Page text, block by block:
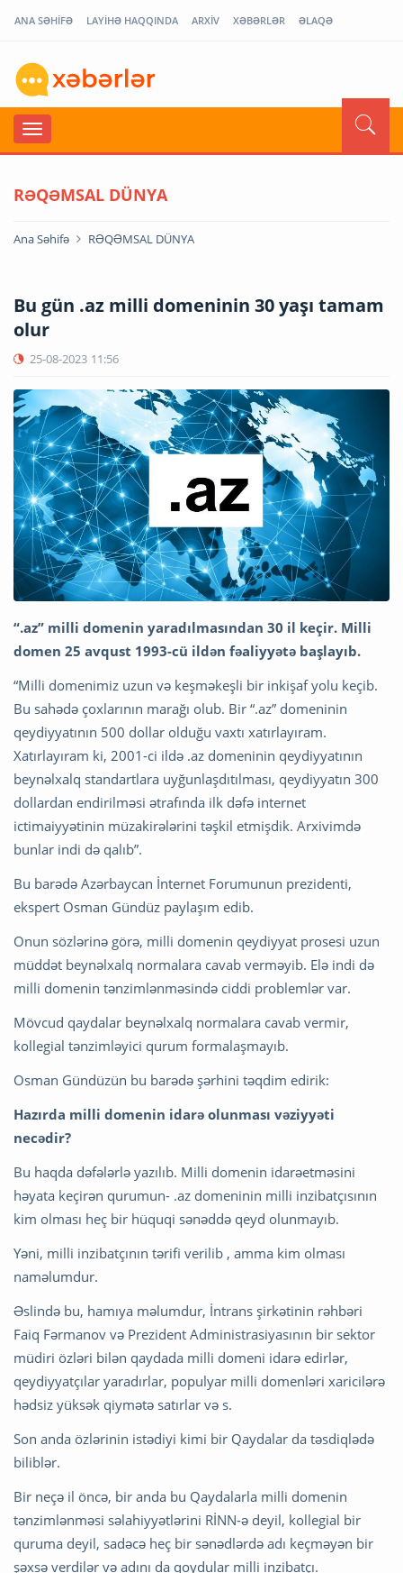
ANA SƏHİFƏ LAYİHƏ HAQQINDA ARXİV XƏBƏRLƏR ƏLAQƏ
RƏQƏMSAL DÜNYA
Ana Səhifə RƏQƏMSAL DÜNYA
Bu gün .az milli domeninin 30 yaşı tamam
olur
25-08-2023 11:56
“.az” milli domenin yaradılmasından 30 il keçir. Milli
domen 25 avqust 1993-cü ildən fəaliyyətə başlayıb.
“Milli domenimiz uzun və keşməkeşli bir inkişaf yolu keçib.
Bu sahədə çoxlarının marağı olub. Bir “.az” domeninin
qeydiyyatının 500 dollar olduğu vaxtı xatırlayıram.
Xatırlayıram ki, 2001-ci ildə .az domeninin qeydiyyatının
beynəlxalq standartlara uyğunlaşdıtılması, qeydiyyatın 300
dollardan endirilməsi ətrafında ilk dəfə internet
ictimaiyyətinin müzakirələrini təşkil etmişdik. Arxivimdə
bunlar indi də qalıb”.
Bu barədə Azərbaycan İnternet Forumunun prezidenti,
ekspert Osman Gündüz paylaşım edib.
Onun sözlərinə görə, milli domenin qeydiyyat prosesi uzun
müddət beynəlxalq normalara cavab verməyib. Elə indi də
milli domenin tənzimlənməsində ciddi problemlər var.
Mövcud qaydalar beynəlxalq normalara cavab vermir,
kollegial tənzimləyici qurum formalaşmayıb.
Osman Gündüzün bu barədə şərhini təqdim edirik:
Hazırda milli domenin idarə olunması vəziyyəti
necədir?
Bu haqda dəfələrlə yazılıb. Milli domenin idarəetməsini
həyata keçirən qurumun- .az domeninin milli inzibatçısının
kim olması heç bir hüquqi sənəddə qeyd olunmayıb.
Yəni, milli inzibatçının tərifi verilib , amma kim olması
naməlumdur.
Əslində bu, hamıya məlumdur, İntrans şirkətinin rəhbəri
Faiq Fərmanov və Prezident Administrasiyasının bir sektor
müdiri özləri bilən qaydada milli domeni idarə edirlər,
qeydiyyatçılar yaradırlar, populyar milli domenləri xaricilərə
hədsiz yüksək qiymətə satırlar və s.
Son anda özlərinin istədiyi kimi bir Qaydalar da təsdiqlədə
biliblər.
Bir neçə il öncə, bir anda bu Qaydalarla milli domenin
tənzimlənməsi səlahiyyətlərini RİNN-ə deyil, kollegial bir
quruma deyil, sadəcə heç bir sənədlərdə adı keçməyən bir
şəxsə verdilər və adını da qoydular milli inzibatçı.